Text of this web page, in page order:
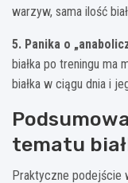
warzyw, sama ilość
5. Panika o
białka po treningu ma
białka w ciągu dnia i
tematu
Praktyczne podejście